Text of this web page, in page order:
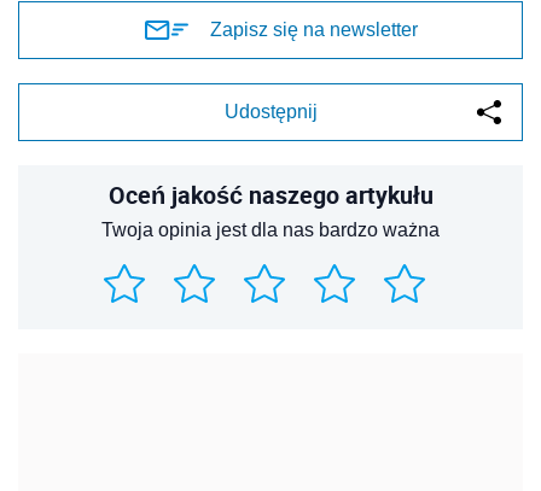
Zapisz się na newsletter
Udostępnij
Oceń jakość naszego artykułu
Twoja opinia jest dla nas bardzo ważna